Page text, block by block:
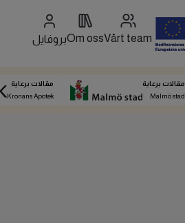
Vårt team
Om ossبروفايل
مقالات برعاية
Malmö stad
مقالات برعاية
Kronans Apotek